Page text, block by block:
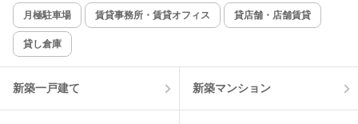
新着のみ インターネット無料
該当件数:
物件一覧に反映
月極駐車場 賃貸事務所・賃貸オフィス 貸店舗・店舗賃貸
貸し倉庫
新築一戸建て 新築マンション